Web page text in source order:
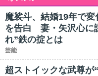
魔裟斗、結婚19年で
を告白 妻・矢沢心に
れ”鉄の掟とは
芸能
超ストイックな武尊が